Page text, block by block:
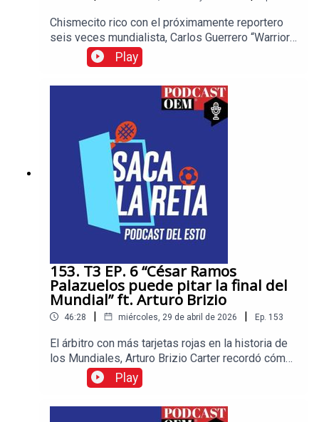
Chismecito rico con el próximamente reportero
seis veces mundialista, Carlos Guerrero “Warrior”,
quien nos contó el peor regaño que José Ramón
Fernández le dio y cómo fue que casi son
todo lo que traían. No te pierdas las historias más
interesantes en el mundo del deporte, visita
Esto, el diario de los deportistas.
Play
153. T3 EP. 6 “César Ramos
Palazuelos puede pitar la final del
Mundial” ft. Arturo Brizio
46:28 | miércoles, 29 de abril de 2026 | Ep. 153
El árbitro con más tarjetas rojas en la historia de
los Mundiales, Arturo Brizio Carter recordó cómo
llegó a expulsar incluso a Zinedine Zidane y
reconoció que César Arturo Ramos Palazuelos
la Copa del Mundo, siempre y cuando las
Play